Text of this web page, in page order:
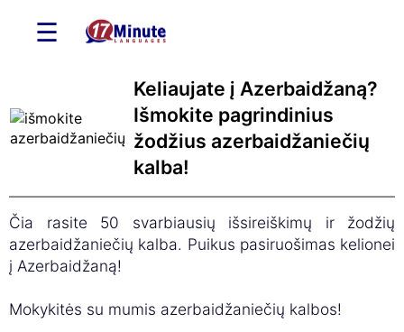
☰
Keliaujate į Azerbaidžaną?
Išmokite pagrindinius
žodžius azerbaidžaniečių
kalba!
Čia rasite 50 svarbiausių išsireiškimų ir žodžių
azerbaidžaniečių kalba. Puikus pasiruošimas kelionei
į Azerbaidžaną!
Mokykitės su mumis azerbaidžaniečių kalbos!